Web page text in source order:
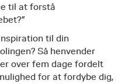
til at forstå
til din
Så henvender
over fem dage fordelt
for at fordybe dig,